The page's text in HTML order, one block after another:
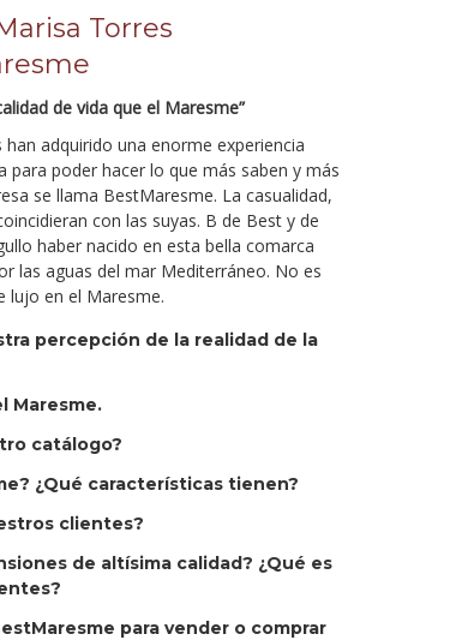
Torres
de vida que el Maresme”
adquirido una enorme experiencia
para poder hacer lo que más saben y más
se llama BestMaresme. La casualidad,
con las suyas. B de Best y de
haber nacido en esta bella comarca
las aguas del mar Mediterráneo. No es
lujo en el Maresme.
percepción de la realidad de la
Maresme.
catálogo?
¿Qué características tienen?
clientes?
de altísima calidad? ¿Qué es
para vender o comprar